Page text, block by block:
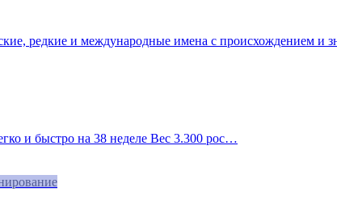
редкие и международные имена с происхождением и
и быстро на 38 неделе Вес 3.300 рос…